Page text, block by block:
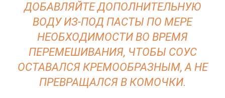
ДОБАВЛЯЙТЕ ДОПОЛНИТЕЛЬНУЮ
ВОДУ ИЗ-ПОД ПАСТЫ ПО МЕРЕ
НЕОБХОДИМОСТИ ВО ВРЕМЯ
ПЕРЕМЕШИВАНИЯ, ЧТОБЫ СОУС
ОСТАВАЛСЯ КРЕМООБРАЗНЫМ, А НЕ
ПРЕВРАЩАЛСЯ В КОМОЧКИ.